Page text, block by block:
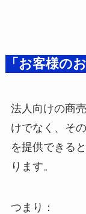
「お客様の
法人向けの商
けでなく、そ
を提供できる
ります。
つまり：